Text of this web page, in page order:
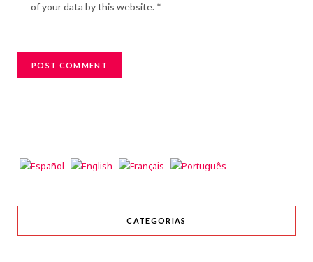
of your data by this website. *
CATEGORIAS